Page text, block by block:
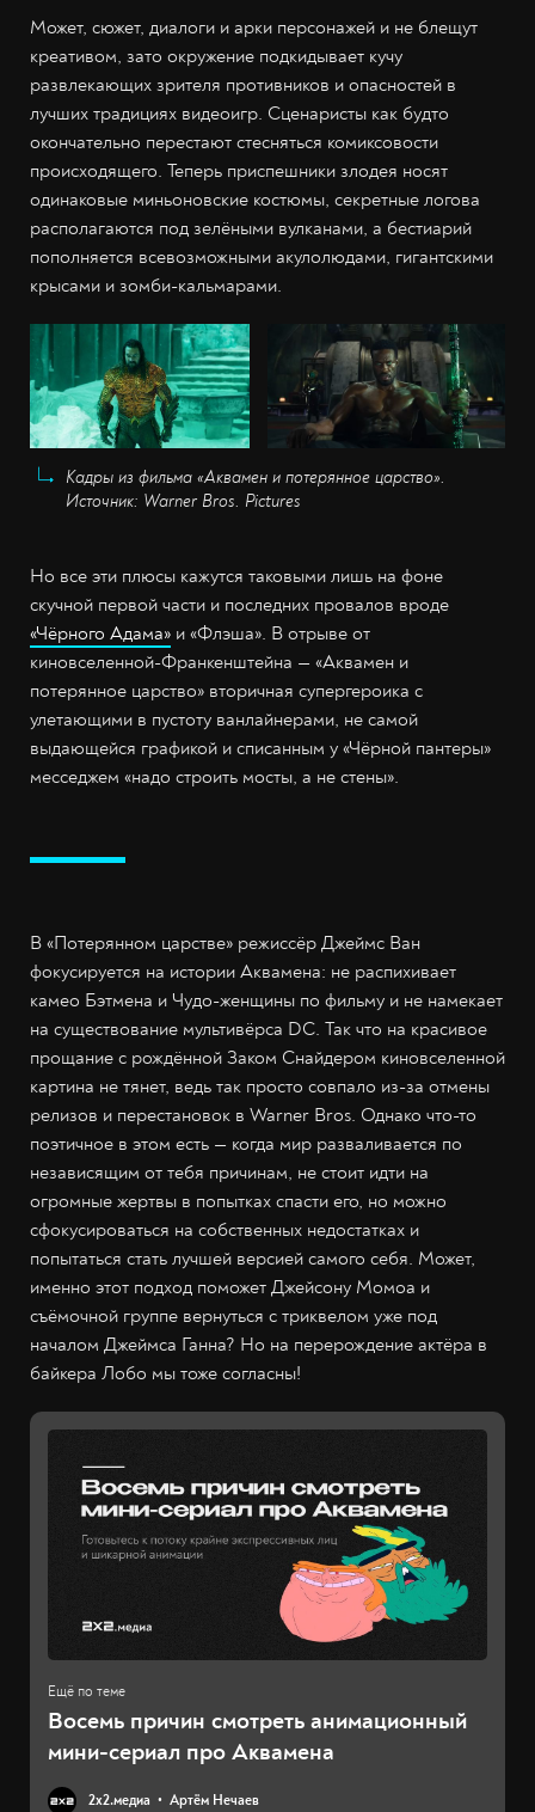
Может, сюжет, диалоги и арки персонажей и не блещут
креативом, зато окружение подкидывает кучу
развлекающих зрителя противников и опасностей в
лучших традициях видеоигр. Сценаристы как будто
окончательно перестают стесняться комиксовости
происходящего. Теперь приспешники злодея носят
одинаковые миньоновские костюмы, секретные логова
располагаются под зелёными вулканами, а бестиарий
пополняется всевозможными акулолюдами, гигантскими
крысами и зомби-кальмарами.
Кадры из фильма «Аквамен и потерянное царство».
Источник: Warner Bros. Pictures
Но все эти плюсы кажутся таковыми лишь на фоне
скучной первой части и последних провалов вроде
«Чёрного Адама» и «Флэша». В отрыве от
киновселенной-Франкенштейна — «Аквамен и
потерянное царство» вторичная супергероика с
улетающими в пустоту ванлайнерами, не самой
выдающейся графикой и списанным у «Чёрной пантеры»
месседжем «надо строить мосты, а не стены».
В «Потерянном царстве» режиссёр Джеймс Ван
фокусируется на истории Аквамена: не распихивает
камео Бэтмена и Чудо-женщины по фильму и не намекает
на существование мультивёрса DC. Так что на красивое
прощание с рождённой Заком Снайдером киновселенной
картина не тянет, ведь так просто совпало из-за отмены
релизов и перестановок в Warner Bros. Однако что-то
поэтичное в этом есть — когда мир разваливается по
независящим от тебя причинам, не стоит идти на
огромные жертвы в попытках спасти его, но можно
сфокусироваться на собственных недостатках и
попытаться стать лучшей версией самого себя. Может,
именно этот подход поможет Джейсону Момоа и
съёмочной группе вернуться с триквелом уже под
началом Джеймса Ганна? Но на перерождение актёра в
байкера Лобо мы тоже согласны!
Восемь причин смотреть анимационный
мини-сериал про Аквамена
2х2.медиа Артём Нечаев